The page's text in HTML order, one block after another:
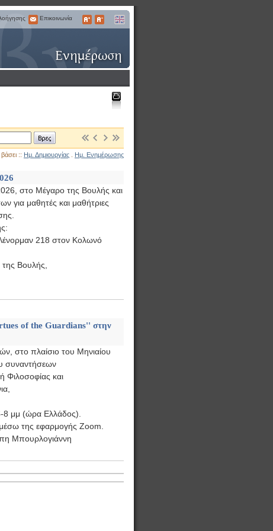
Επικοινωνία
Επικοινωνία
Μεγαλύτερα
ΜικρότεραEnglish
Βρες
:: Ημ. Δημιουργίας
Ημ. Ενημέρωσης
στο Μέγαρο της Βουλής και
για μαθητές και μαθήτριες
218 στον Κολωνό
Βουλής,
of the Guardians'' στην
στο πλαίσιο του Μηνιαίου
συναντήσεων
Φιλοσοφίας και
8 μμ (ώρα Ελλάδος).
της εφαρμογής Zoom.
Μπουρλογιάννη